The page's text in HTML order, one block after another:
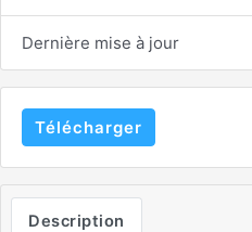
Dernière mise à jour
Télécharger
Description